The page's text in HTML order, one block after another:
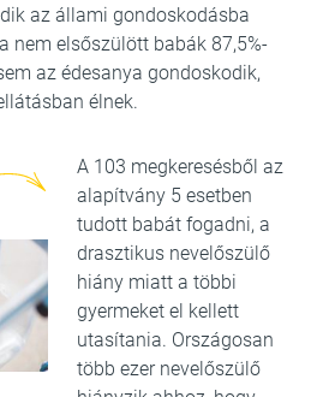
az állami gondoskodásba
nem elsőszülött babák 87,5%-
az édesanya gondoskodik,
élnek.
A 103 megkeresésből az
alapítvány 5 esetben
tudott babát fogadni, a
drasztikus nevelőszülő
hiány miatt a többi
gyermeket el kellett
utasítania. Országosan
több ezer nevelőszülő